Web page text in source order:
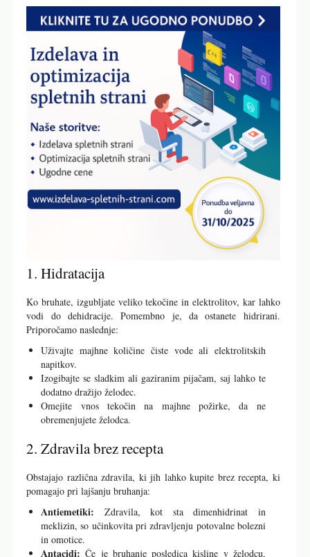
1. Hidratacija
Ko bruhate, izgubljate veliko tekočine in elektrolitov, kar lahko
vodi do dehidracije. Pomembno je, da ostanete hidrirani.
Priporočamo naslednje:
Uživajte majhne količine čiste vode ali elektrolitskih
napitkov.
Izogibajte se sladkim ali gaziranim pijačam, saj lahko te
dodatno dražijo želodec.
Omejite vnos tekočin na majhne požirke, da ne
obremenjujete želodca.
2. Zdravila brez recepta
Obstajajo različna zdravila, ki jih lahko kupite brez recepta, ki
pomagajo pri lajšanju bruhanja:
Antiemetiki: Zdravila, kot sta dimenhidrinat in
meklizin, so učinkovita pri zdravljenju potovalne bolezni
in omotice.
Antacidi: Če je bruhanje posledica kisline v želodcu,